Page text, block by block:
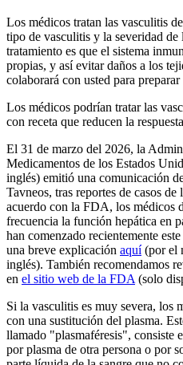
Los médicos tratan las vasculitis
tipo de vasculitis y la severidad de
tratamiento es que el sistema
propias, y así evitar daños a los
colaborará con usted para
Los médicos podrían tratar las
con receta que reducen la
El 31 de marzo del 2026, la
Medicamentos de los Estados
inglés) emitió una comunicación
Tavneos, tras reportes de casos
acuerdo con la FDA, los médicos
frecuencia la función hepática en
han comenzado recientemente
una breve explicación aquí(por el
inglés). También recomendamos
en el sitio web de la FDA (solo
Si la vasculitis es muy severa, los
con una sustitución del plasma.
llamado "plasmaféresis", consiste
por plasma de otra persona o por